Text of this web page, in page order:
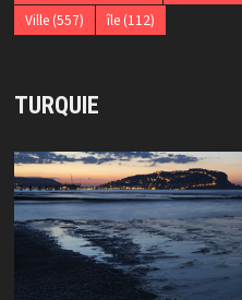
Ville(557) île(112)
TURQUIE